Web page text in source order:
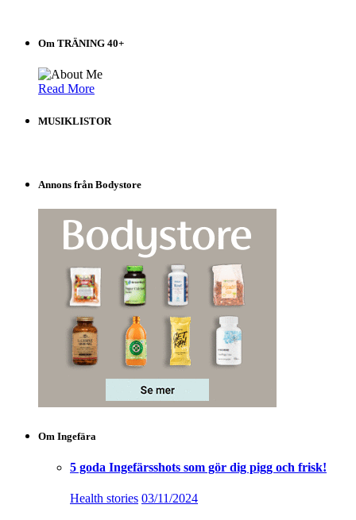
listen!
Om TRÄNING 40+
Read More
MUSIKLISTOR
Annons från Bodystore
Om Ingefära
5 goda Ingefärsshots som gör dig pigg och frisk!
Health stories 03/11/2024